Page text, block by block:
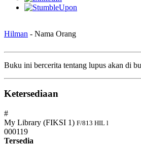
Hilman - Nama Orang
Buku ini bercerita tentang lupus akan di
Ketersediaan
#
My Library (FIKSI 1) F/813 HIL l
000119
Tersedia